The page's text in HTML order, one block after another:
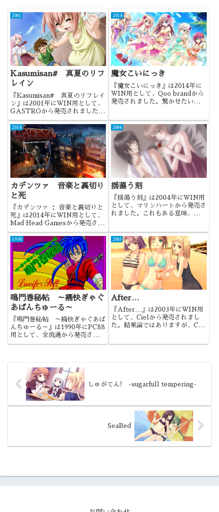
2001
Kasumisan# 真夏のリフ
レイン
『Kasumisan# 真夏のリフレイ
ン』は2001年にWIN用として、
GASTROから発売されました。
この年を代表するループものにな
りますね。
2014
魔女こいにっき
『魔女こいにっき』は2014年に
WIN用として、Qoo brandから
発売されました。驚かせたいとい
2014
カデンツァ 音楽と裏切り
と死
『カデンツァ ： 音楽と裏切りと
死』は2014年にWIN用として、
Mad Head Gamesから発売され
ました。ネバーテイルズの次の作
品として期待されましたが、見事
に応えてくれた作品でした。
2004
揺蕩う刻
『揺蕩う刻』は2004年にWIN用
として、マリンハートから発売さ
れました。これもある意味、男の
1990
鳴門巻秘帖 ～痛快ぎゃぐ
あばんちゅーる～
『鳴門巻秘帖 ～痛快ぎゃぐあば
んちゅーる～』は1990年にPC88
用として、全流通から発売されま
した。軽いノリが好きな作品でし
2003
After…
『After…』は2003年にWIN用
として、Cielから発売されまし
た。結果論ではありますが、Ciel
しゅがてん! -sugarfull tempering-
SeaBed